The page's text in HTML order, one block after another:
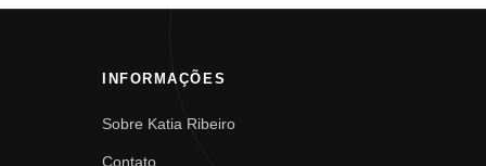
INFORMAÇÕES
Sobre Katia Ribeiro
Contato